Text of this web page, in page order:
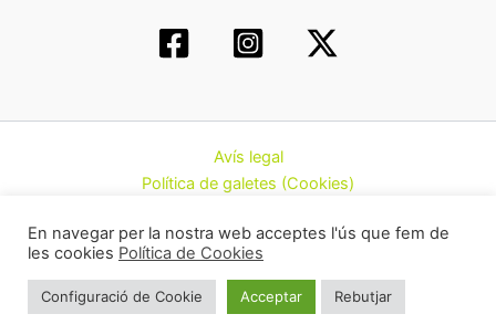
Avís legal
Política de galetes (Cookies)
Contacte
Cannàbiques de Catalunya (CatFAC)
En navegar per la nostra web acceptes l'ús que fem de
les cookies Política de Cookies
Configuració de Cookie Acceptar Rebutjar